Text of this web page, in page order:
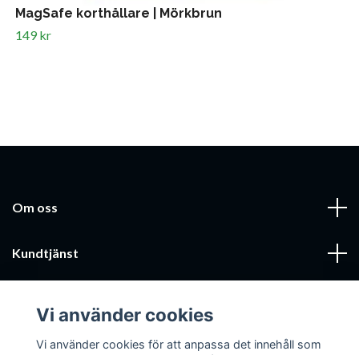
MagSafe korthållare | Mörkbrun
149 kr
Om oss
Kundtjänst
Sociala medier
Vi använder cookies
Vi använder cookies för att anpassa det innehåll som